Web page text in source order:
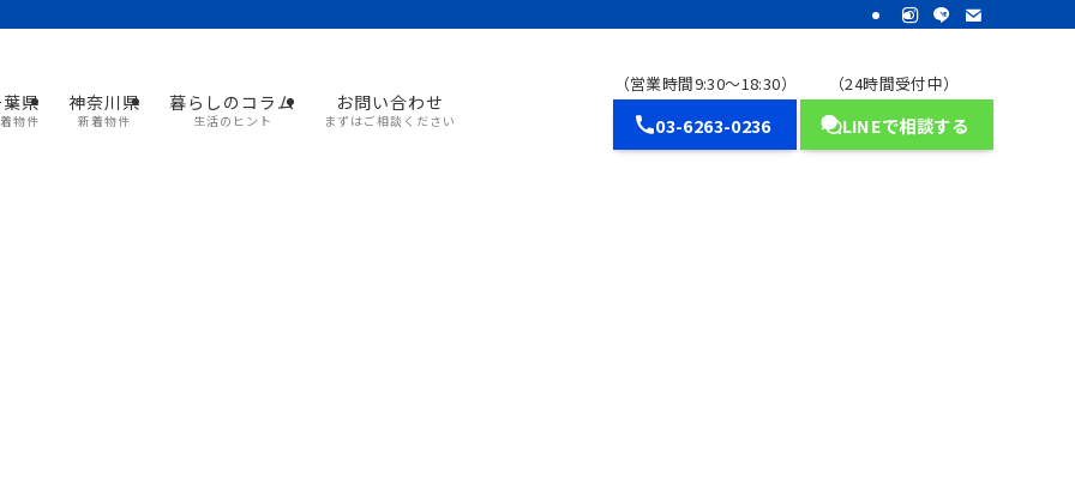
県
物件
神奈川県
新着物件
暮らしのコラム
生活のヒント
お問い合わせ
まずはご相談ください
（営業時間9:30～18:30）
03-6263-0236
（24時間受付中）
LINEで相談する